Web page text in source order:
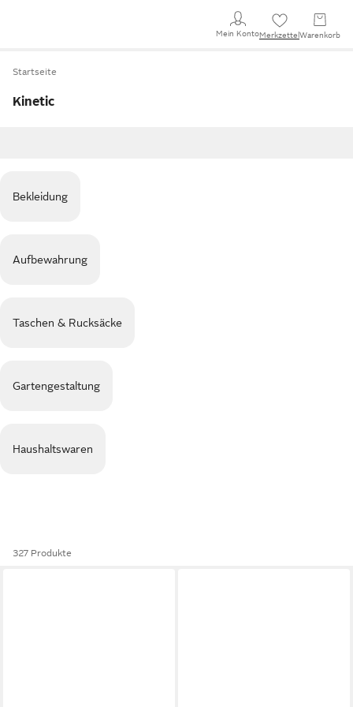
Mein KontoMerkzettel Warenkorb
Startseite
Kinetic
Bekleidung
Aufbewahrung
Taschen & Rucksäcke
Gartengestaltung
Haushaltswaren
327 Produkte